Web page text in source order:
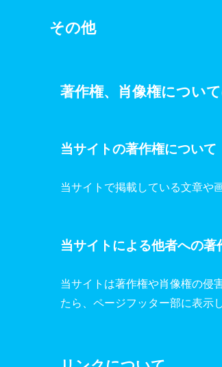
その他
著作権、肖像権につい
当サイトの著作権について
当サイトで掲載している文章や
当サイトによる他者への
当サイトは著作権や肖像権の侵
たら、ページフッター部に表示